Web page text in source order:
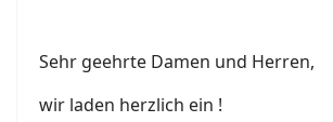
Sehr geehrte Damen und Herren,
wir laden herzlich ein !